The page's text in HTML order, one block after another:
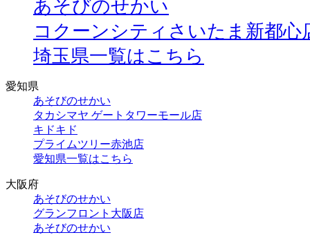
あそびのせかい
コクーンシティさいたま新都心
埼玉県一覧はこちら
愛知県
あそびのせかい
タカシマヤ ゲートタワーモール店
キドキド
プライムツリー赤池店
愛知県一覧はこちら
大阪府
あそびのせかい
グランフロント大阪店
あそびのせかい